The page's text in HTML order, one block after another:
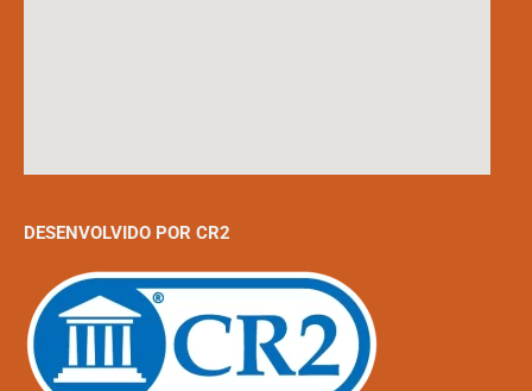
DESENVOLVIDO POR CR2